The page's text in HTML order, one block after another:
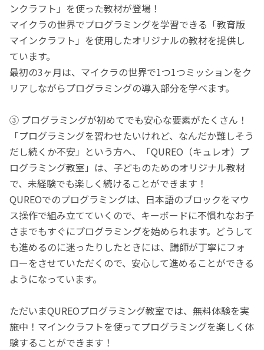
ンクラフト」を使った教材が登場！
マイクラの世界でプログラミングを学習できる「教育版
マインクラフト」を使用したオリジナルの教材を提供し
ています。
最初の3ヶ月は、マイクラの世界で1つ1つミッションをク
リアしながらプログラミングの導入部分を学べます。
③ プログラミングが初めてでも安心な要素がたくさん！
「プログラミングを習わせたいけれど、なんだか難しそう
だし続くか不安」という方へ、「QUREO（キュレオ）プ
ログラミング教室」は、子どものためのオリジナル教材
で、未経験でも楽しく続けることができます！
QUREOでのプログラミングは、日本語のブロックをマウ
ス操作で組み立てていくので、キーボードに不慣れなお子
さまでもすぐにプログラミングを始められます。どうして
も進めるのに迷ったりしたときには、講師が丁寧にフォ
ローをさせていただくので、安心して進めることができる
ようになっています。
ただいまQUREOプログラミング教室では、無料体験を実
施中！マインクラフトを使ってプログラミングを楽しく体
験することができます！